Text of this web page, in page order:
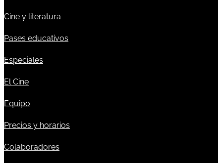
Cine y literatura
Pases educativos
Especiales
El Cine
Equipo
Precios y horarios
Colaboradores